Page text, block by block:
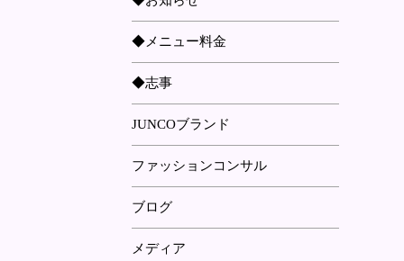
◆メニュー料金
◆志事
JUNCOブランド
ファッションコンサル
ブログ
メディア